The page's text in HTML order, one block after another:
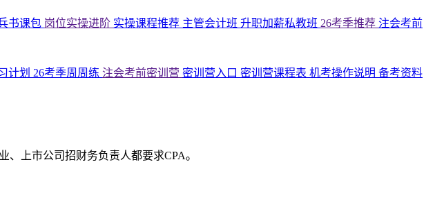
书课包 岗位实操进阶 实操课程推荐 主管会计班 升职加薪私教班 26考季推荐 注会考前
计划 26考季周周练 注会考前密训营 密训营入口 密训营课程表 机考操作说明 备考资料
上市公司招财务负责人都要求CPA。